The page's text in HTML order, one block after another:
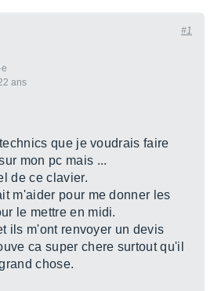
ans
#1
que je voudrais faire
mon pc mais ...
de ce clavier.
m'aider pour me donner les
le mettre en midi.
ils m'ont renvoyer un devis
ca super chere surtout qu'il
chose.